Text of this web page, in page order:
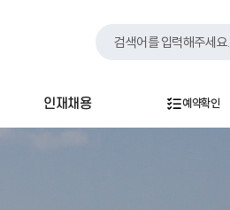
검색어를 입력해주세요.
인재채용 예약확인